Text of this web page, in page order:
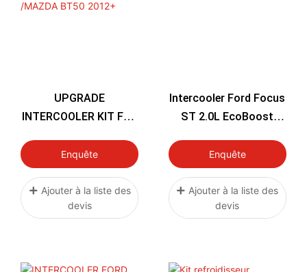
UPGRADE
INTERCOOLER KIT FOR
/MAZDA BT50 2012+
Enquête
Ajouter à la liste des
devis
Intercooler Ford Focus
ST 2.0L EcoBoost
Enquête
Ajouter à la liste des
devis